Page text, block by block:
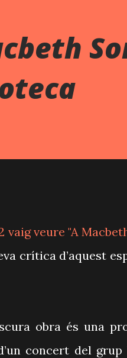
vaig veure "A
crítica d’aquest
obra és una
concert del